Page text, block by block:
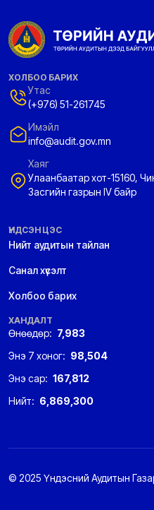
ХОЛБОО БАРИХ
Утас
(+976) 51-261745
Имэйл
info@audit.gov.mn
Хаяг
Улаанбаатар хот-15160,
Засгийн газрын IV байр
ҮНДСЭН ЦЭС
Нийт аудитын тайлан
Санал хүсэлт
Холбоо барих
ХАНДАЛТ
Өнөөдөр: 7,983
Энэ 7 хоног: 98,504
Энэ сар: 167,812
Нийт: 6,869,300
© 2025 Үндэсний Аудитын